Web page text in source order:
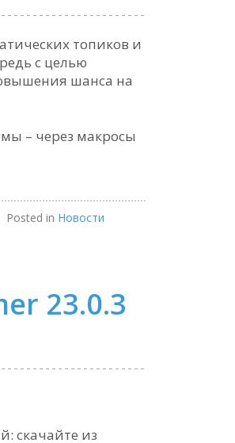
топиков и
с целью
шанса на
– через макросы
Posted in Новости
23.0.3
скачайте из